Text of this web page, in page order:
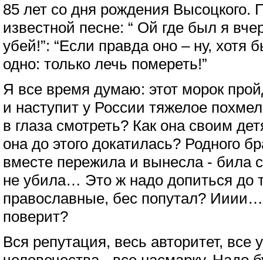
85 лет со дня рождения Высоцкого.
известной песне: “ Ой где был я
убей!”: “Если правда оно – ну, хотя
одно: только лечь помереть!”
Я все время думаю: этот морок
и наступит у России тяжелое
в глаза смотреть? Как она своим
она до этого докатилась? Родного
вместе пережила и вынесла - била
не убила… Это ж надо допиться до
православные, бес попутал?
поверит?
Вся репутация, весь авторитет,